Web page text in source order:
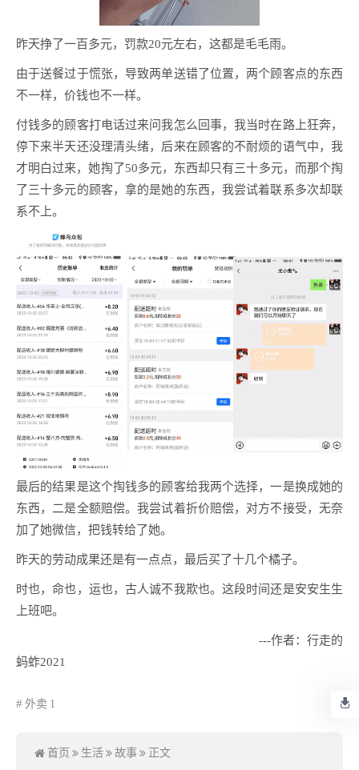
昨天挣了一百多元，罚款20元左右，这都是毛毛雨。
由于送餐过于慌张，导致两单送错了位置，两个顾客点的东西
不一样，价钱也不一样。
付钱多的顾客打电话过来问我怎么回事，我当时在路上狂奔，
停下来半天还没理清头绪，后来在顾客的不耐烦的语气中，我
才明白过来，她掏了50多元，东西却只有三十多元，而那个掏
了三十多元的顾客，拿的是她的东西，我尝试着联系多次却联
系不上。
最后的结果是这个掏钱多的顾客给我两个选择，一是换成她的
东西，二是全额赔偿。我尝试着折价赔偿，对方不接受，无奈
加了她微信，把钱转给了她。
昨天的劳动成果还是有一点点，最后买了十几个橘子。
时也，命也，运也，古人诚不我欺也。这段时间还是安安生生
上班吧。
---作者：行走的
蚂蚱2021
外卖 1
首页 生活 故事 正文
数据库查询：12 次，